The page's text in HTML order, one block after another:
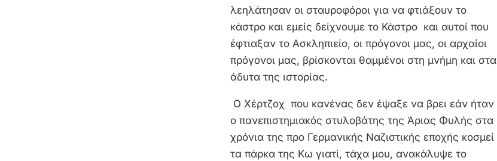
λεηλάτησαν οι σταυροφόροι για να φτιάξουν το
κάστρο και εμείς δείχνουμε το Κάστρο και αυτοί που
έφτιαξαν το Ασκληπιείο, οι πρόγονοι μας, οι αρχαίοι
πρόγονοι μας, βρίσκονται θαμμένοι στη μνήμη και στα
άδυτα της ιστορίας.
Ο Χέρτζοχ που κανένας δεν έψαξε να βρει εάν ήταν
ο πανεπιστημιακός στυλοβάτης της Άριας Φυλής στα
χρόνια της προ Γερμανικής Ναζιστικής εποχής κοσμεί
τα πάρκα της Κω γιατί, τάχα μου, ανακάλυψε το